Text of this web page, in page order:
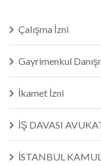
Çalışma İzni
Gayrimenkul
İkamet İzni
İŞ DAVASI
İSTANBUL